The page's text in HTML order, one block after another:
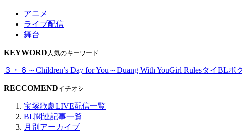
アニメ
ライブ配信
舞台
KEYWORD 人気のキーワード
３・６～Children’s Day for You～Duang With YouGirl RulesタイBLボ
RECCOMENDイチオシ
宝塚歌劇LIVE配信一覧
BL関連記事一覧
月別アーカイブ